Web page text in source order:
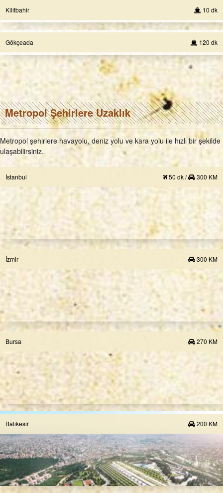
Kilitbahir 10 dk
Gökçeada 120 dk
Metropol Şehirlere Uzaklık
Metropol şehirlere havayolu, deniz yolu ve kara yolu ile hızlı bir şekilde
ulaşabilirsiniz.
İstanbul 50 dk / 300 KM
İzmir 300 KM
Bursa 270 KM
Balıkesir 200 KM